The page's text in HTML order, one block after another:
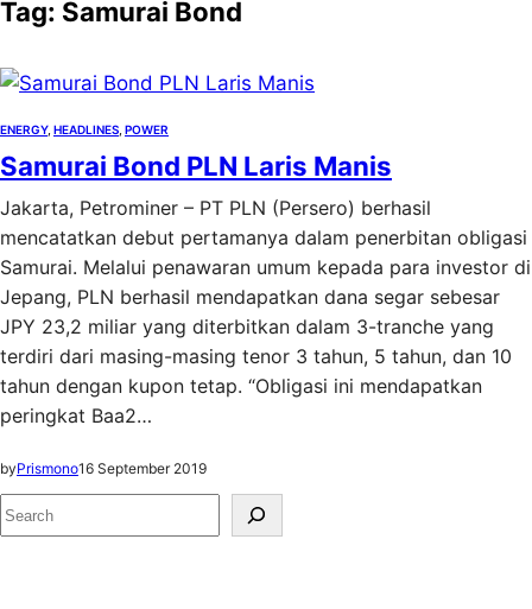
Tag: Samurai Bond
ENERGY, HEADLINES POWER
Samurai Bond PLN Laris Manis
Jakarta, Petrominer – PT PLN (Persero) berhasil
mencatatkan debut pertamanya dalam penerbitan obligasi
Samurai. Melalui penawaran umum kepada para investor di
Jepang, PLN berhasil mendapatkan dana segar sebesar
JPY 23,2 miliar yang diterbitkan dalam 3-tranche yang
terdiri dari masing-masing tenor 3 tahun, 5 tahun, dan 10
tahun dengan kupon tetap. “Obligasi ini mendapatkan
peringkat Baa2…
byPrismono16 September 2019
S
e